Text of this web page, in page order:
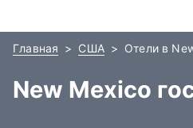
Главная США Отели в
New Mexico